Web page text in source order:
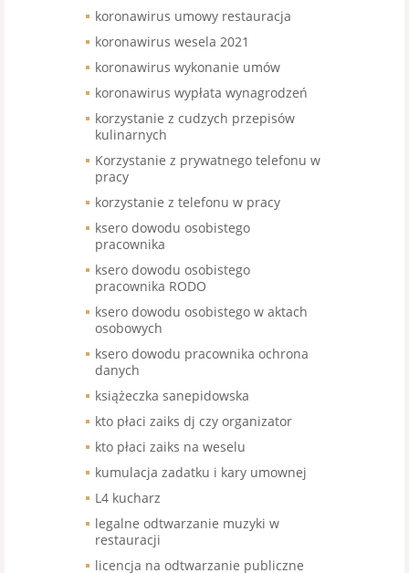
koronawirus umowy restauracja
koronawirus wesela 2021
koronawirus wykonanie umów
koronawirus wypłata wynagrodzeń
korzystanie z cudzych przepisów
kulinarnych
Korzystanie z prywatnego telefonu w
pracy
korzystanie z telefonu w pracy
ksero dowodu osobistego
pracownika
ksero dowodu osobistego
pracownika RODO
ksero dowodu osobistego w aktach
osobowych
ksero dowodu pracownika ochrona
danych
książeczka sanepidowska
kto płaci zaiks dj czy organizator
kto płaci zaiks na weselu
kumulacja zadatku i kary umownej
L4 kucharz
legalne odtwarzanie muzyki w
restauracji
licencja na odtwarzanie publiczne